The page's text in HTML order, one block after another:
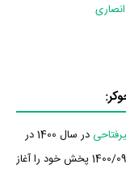
در سال 1400 در
گونه رئالیتی-شو تولید شده است. جوکر در تاریخ 1400/09/12 پخش خود را آغاز